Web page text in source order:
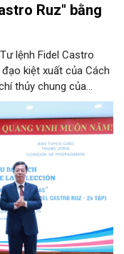
Ruz" bằng
lệnh Fidel Castro
kiệt xuất của Cách
thủy chung của
5/8, tại Hà Nội,
hợp với Ban Tuyên
sách “Tuyển tập các
Castro Ruz” gồm 24